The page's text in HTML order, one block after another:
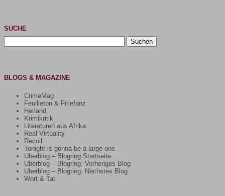
SUCHE
Suchen
nach:
BLOGS & MAGAZINE
CrimeMag
Feuilleton & Firlefanz
Herland
Krimikritik
Literaturen aus Afrika
Real Virtuality
Recoil
Tonight is gonna be a large one
Uberblog – Blogring Startseite
Uberblog – Blogring: Vorheriges Blog
Uberblog – Blogring: Nächstes Blog
Wort & Tat